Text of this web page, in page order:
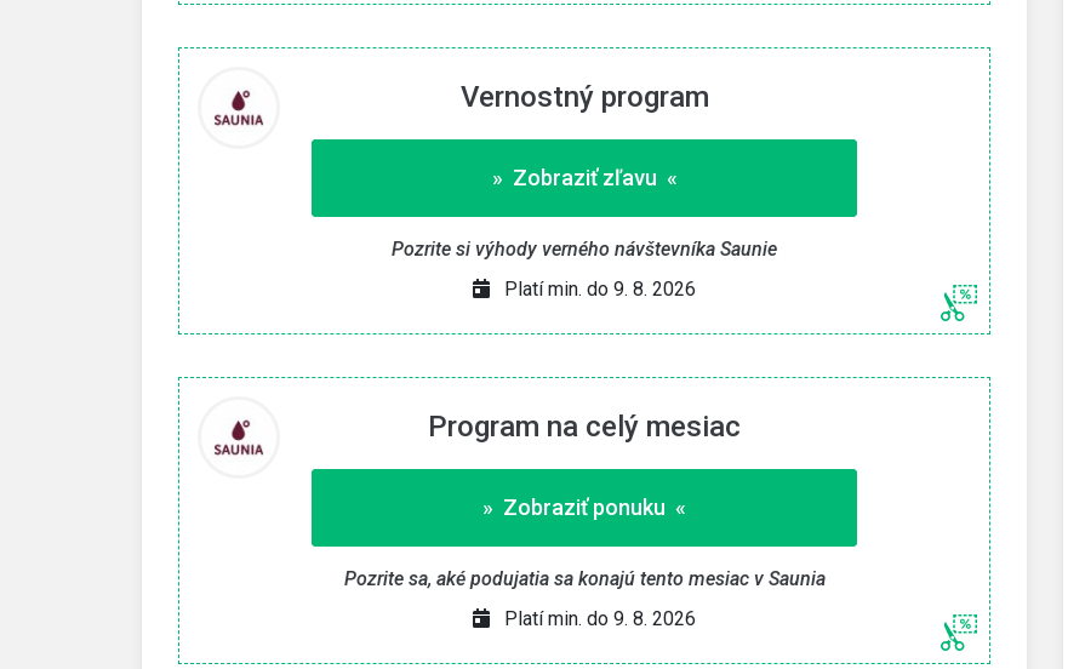
Vernostný program
» Zobraziť zľavu «
Pozrite si výhody verného návštevníka Saunie
Platí min. do 9. 8. 2026
Program na celý mesiac
» Zobraziť ponuku «
Pozrite sa, aké podujatia sa konajú tento mesiac v Saunia
Platí min. do 9. 8. 2026